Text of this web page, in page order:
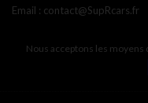
Email : contact@SupRcars.fr
Nous acceptons les moyens